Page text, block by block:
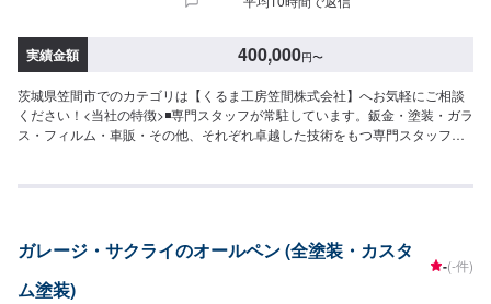
実績金額 400,000円〜
茨城県笠間市でのカテゴリは【くるま工房笠間株式会社】へお気軽にご相談
ください！<当社の特徴>◾専門スタッフが常駐しています。鈑金・塗装・ガラ
ス・フィルム・車販・その他、それぞれ卓越した技術をもつ専門スタッフが
保証します。◾土・日・祝も営業してるのでお客様がお休みでも見積・修理が
>★お安く済ませたい…★お時間があまり取れない…などのご相談もお気軽に
どうぞ！【1】オファーにてお問い合わせ【2】お見積り【3】お見積りにご
納得いただければ作業開始【4】仕上がり次第納車-----納期について-----納期
ガレージ・サクライのオールペン (全塗装・カスタ
ム塗装)
-(-件)